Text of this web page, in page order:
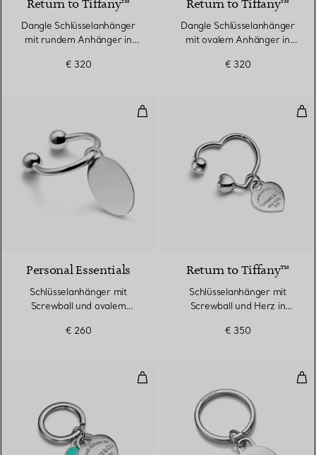
Return to Tiffany™
Dangle Schlüsselanhänger
mit rundem Anhänger in
€ 320
Return to Tiffany™
Dangle Schlüsselanhänger
mit ovalem Anhänger in
€ 320
Schlüsselanhänger mit
Personal Essentials
Schlüsselanhänger mit
Screwball und ovalem
€ 260
Return to Tiffany™
Schlüsselanhänger mit
Screwball und Herz in
€ 350
Schlüsselanhänger mit